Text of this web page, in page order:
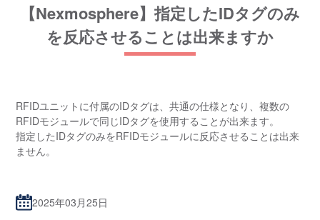
【Nexmosphere】指定したIDタグのみ
を反応させることは出来ますか
RFIDユニットに付属のIDタグは、共通の仕様となり、複数の
RFIDモジュールで同じIDタグを使用することが出来ます。
指定したIDタグのみをRFIDモジュールに反応させることは出来
ません。
2025年03月25日